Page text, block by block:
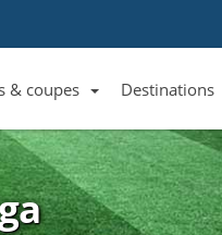
Liste des clubs et équipes
& coupes
Liste des ligues et coupes
Destinations
Toutes les destinations